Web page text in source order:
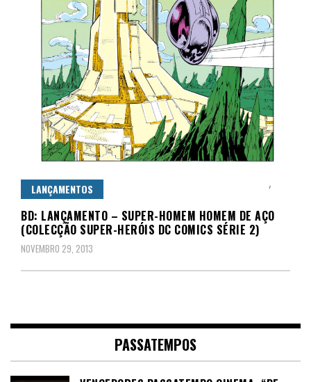
LANÇAMENTOS
BD: LANÇAMENTO – SUPER-HOMEM HOMEM DE AÇO
(COLECÇÃO SUPER-HERÓIS DC COMICS SÉRIE 2)
NOVEMBRO 29, 2013
PASSATEMPOS